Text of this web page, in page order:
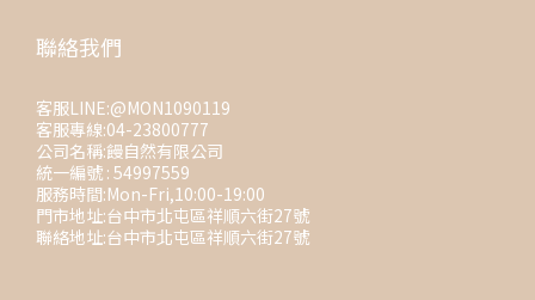
聯絡我們
客服LINE:@MON1090119
客服專線:04-23800777
公司名稱:饅自然有限公司
統一編號 : 54997559
服務時間:Mon-Fri,10:00-19:00
門市地址:台中市北屯區祥順六街27號
聯絡地址:台中市北屯區祥順六街27號